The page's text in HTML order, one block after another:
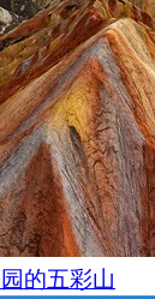
分令人着迷:
，甚至没有人
如果未及时完
的五彩山